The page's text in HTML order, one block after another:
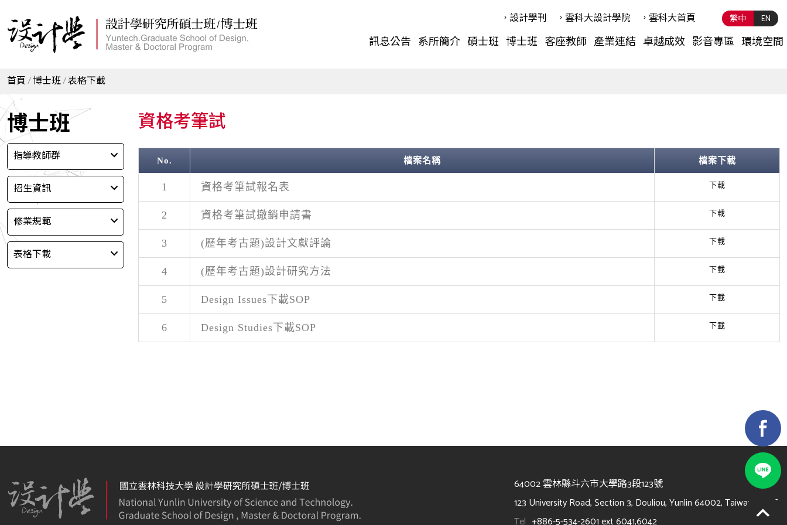
繁中 EN
訊息公告 系所簡介 碩士班 博士班 客座教師 產業連結 卓越成效 影音專區 環境空間
設計學刊 雲科⼤設計學院 雲科⼤首頁
首頁 博士班 表格下載
博士班
指導教師群
招生資訊
修業規範
表格下載
資格考筆試
No. 檔案名稱 檔案下載
1 資格考筆試報名表 下載
2 資格考筆試撤銷申請書 下載
3 (歷年考古題)設計文獻評論 下載
4 (歷年考古題)設計研究方法 下載
5 Design Issues下載SOP 下載
6 Design Studies下載SOP 下載
64002 雲林縣斗六市大學路3段123號
123 University Road, Section 3, Douliou, Yunlin 64002, Taiwan, R.O.C.
Tel +886-5-534-2601 ext 6041,6042